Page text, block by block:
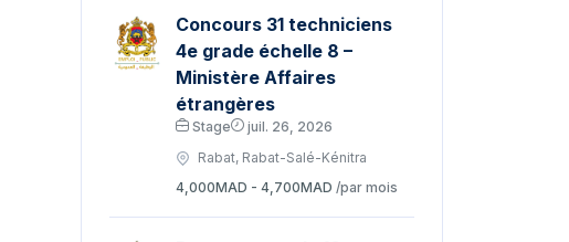
Concours 31 techniciens
4e grade échelle 8 –
Ministère Affaires
étrangères
Stage
juil. 26, 2026
Rabat, Rabat-Salé-Kénitra
4,000MAD - 4,700MAD /par mois